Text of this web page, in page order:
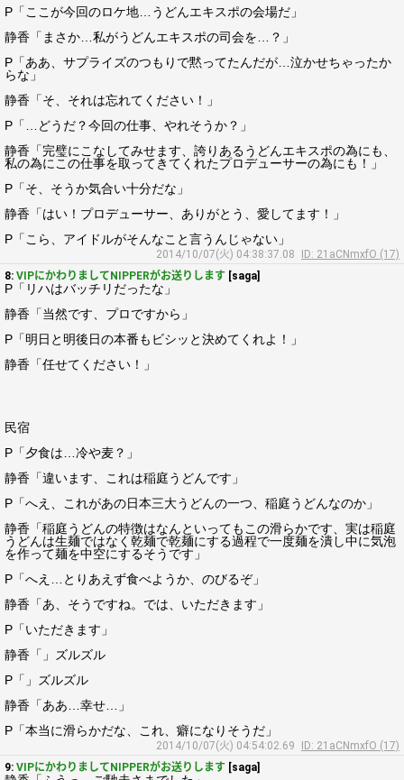
P「ここが今回のロケ地…うどんエキスポの会場だ」
静香「まさか…私がうどんエキスポの司会を…？」
P「ああ、サプライズのつもりで黙ってたんだが…泣かせちゃったか
らな」
静香「そ、それは忘れてください！」
P「…どうだ？今回の仕事、やれそうか？」
静香「完璧にこなしてみせます、誇りあるうどんエキスポの為にも、
私の為にこの仕事を取ってきてくれたプロデューサーの為にも！」
P「そ、そうか気合い十分だな」
静香「はい！プロデューサー、ありがとう、愛してます！」
P「こら、アイドルがそんなこと言うんじゃない」
2014/10/07(火) 04:38:37.08
ID: 21aCNmxfO (17)
8: VIPにかわりましてNIPPERがお送りします [saga]
P「リハはバッチリだったな」
静香「当然です、プロですから」
P「明日と明後日の本番もビシッと決めてくれよ！」
静香「任せてください！」
民宿
P「夕食は…冷や麦？」
静香「違います、これは稲庭うどんです」
P「へえ、これがあの日本三大うどんの一つ、稲庭うどんなのか」
静香「稲庭うどんの特徴はなんといってもこの滑らかです、実は稲庭
うどんは生麺ではなく乾麺で乾麺にする過程で一度麺を潰し中に気泡
を作って麺を中空にするそうです」
P「へえ…とりあえず食べようか、のびるぞ」
静香「あ、そうですね。では、いただきます」
P「いただきます」
静香「」ズルズル
P「」ズルズル
静香「ああ…幸せ…」
P「本当に滑らかだな、これ、癖になりそうだ」
2014/10/07(火) 04:54:02.69
ID: 21aCNmxfO (17)
9: VIPにかわりましてNIPPERがお送りします [saga]